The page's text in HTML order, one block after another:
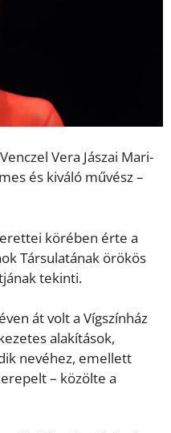
Vera Jászai Mari-
és kiváló művész –
körében érte a
Társulatának örökös
tekinti.
át volt a Vígszínház
alakítások,
nevéhez, emellett
– közölte a